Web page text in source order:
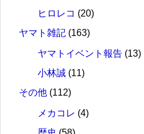
ヒロレコ (20)
ヤマト雑記 (163)
ヤマトイベント報告 (13)
小林誠 (11)
その他 (112)
メカコレ (4)